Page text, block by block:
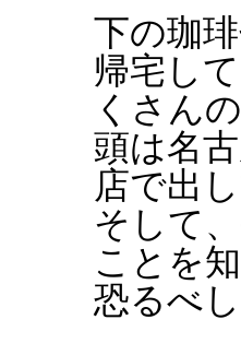
下の珈
帰宅し
くさん
頭は名
店で出
そして
ことを
恐るべ